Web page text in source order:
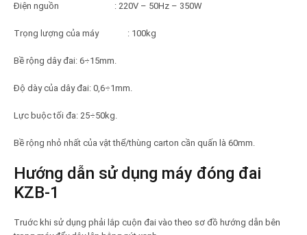
Điện nguồn : 220V – 50Hz – 350W
Trọng l­ượng của máy : 100kg
Bề rộng dây đai: 6÷15mm.
Độ dày của dây đai: 0,6÷1mm.
Lực buộc tối đa: 25÷50kg.
Bề rộng nhỏ nhất của vật thể/thùng carton cần quấn là 60mm.
Hướng dẫn sử dụng máy đóng đai
KZB-1
Truớc khi sử dụng phải lắp cuộn đai vào theo sơ đồ hướng dẫn bên